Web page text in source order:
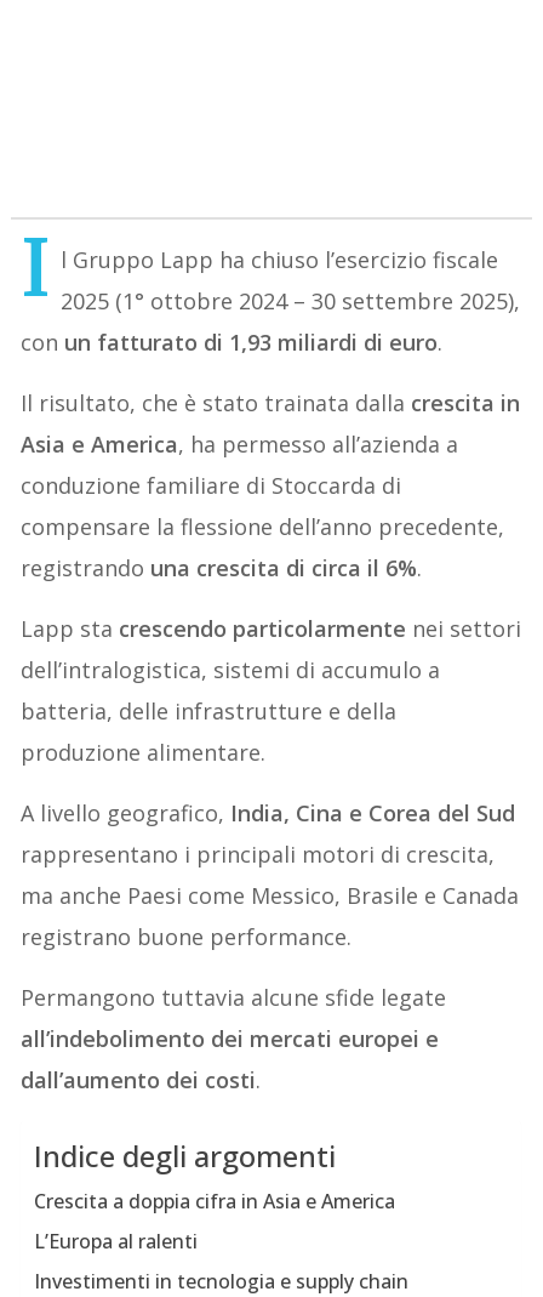
I l Gruppo Lapp ha chiuso l’esercizio fiscale
2025 (1° ottobre 2024 – 30 settembre 2025),
con un fatturato di 1,93 miliardi di euro.
Il risultato, che è stato trainata dalla crescita in
Asia e America, ha permesso all’azienda a
conduzione familiare di Stoccarda di
compensare la flessione dell’anno precedente,
registrando una crescita di circa il 6%.
Lapp sta crescendo particolarmente nei settori
dell’intralogistica, sistemi di accumulo a
batteria, delle infrastrutture e della
produzione alimentare.
A livello geografico, India, Cina e Corea del Sud
rappresentano i principali motori di crescita,
ma anche Paesi come Messico, Brasile e Canada
registrano buone performance.
Permangono tuttavia alcune sfide legate
all’indebolimento dei mercati europei e
dall’aumento dei costi.
Indice degli argomenti
Crescita a doppia cifra in Asia e America
L’Europa al ralenti
Investimenti in tecnologia e supply chain